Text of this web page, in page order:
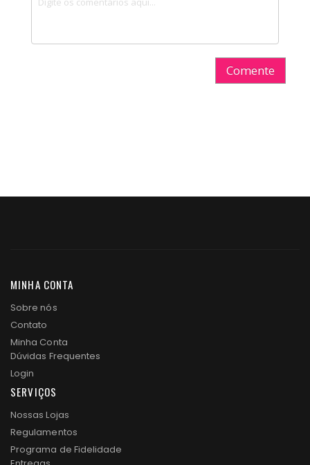
Comente
MINHA CONTA
Sobre nós
Contato
Minha Conta
Dúvidas Frequentes
Login
SERVIÇOS
Nossas Lojas
Regulamentos
Programa de Fidelidade